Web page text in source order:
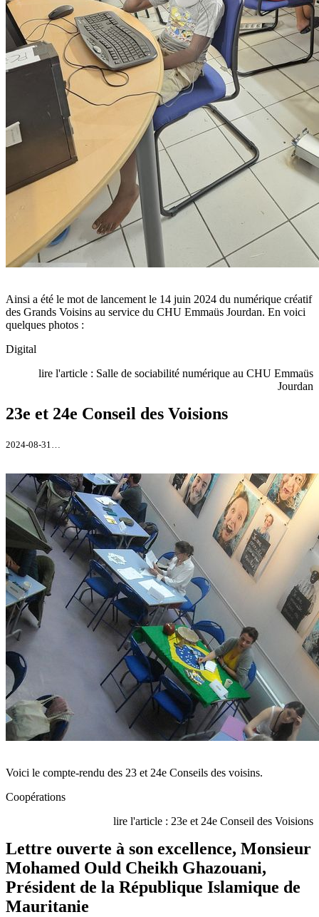
Ainsi a été le mot de lancement le 14 juin 2024 du numérique créatif
des Grands Voisins au service du CHU Emmaüs Jourdan. En voici
quelques photos :
Digital
lire l'article : Salle de sociabilité numérique au CHU Emmaüs
Jourdan
23e et 24e Conseil des Voisions
2024-08-31…
Voici le compte-rendu des 23 et 24e Conseils des voisins.
Coopérations
lire l'article : 23e et 24e Conseil des Voisions
Lettre ouverte à son excellence, Monsieur
Mohamed Ould Cheikh Ghazouani,
Président de la République Islamique de
Mauritanie